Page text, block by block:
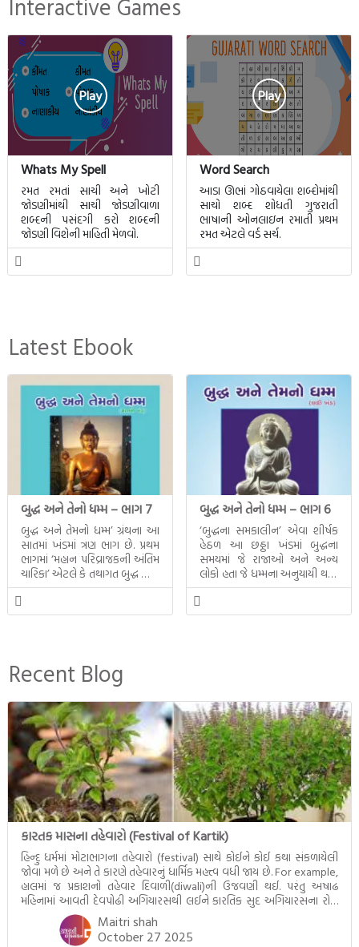
Play
Whats My Spell
રમત રમતાં સાચી અને ખોટી
જોડણીમાંથી સાચી જોડણીવાળા
શબ્દની પસંદગી કરો શબ્દની
જોડણી વિશેની માહિતી મેળવો.
Play
Word Search
આડા ઊભાં ગોઠવાયેલા શબ્દોમાંથી
સાચો શબ્દ શોધતી ગુજરાતી
ભાષાની ઓનલાઇન રમાતી પ્રથમ
રમત એટલે વર્ડ સર્ચ.
Latest Ebook
બુદ્ધ અને તેનો ધમ્મ – ભાગ 7
બુદ્ધ અને તેમનો ધમ્મ’ ગ્રંથના આ
સાતમાં ખંડમાં ત્રણ ભાગ છે. પ્રથમ
ભાગમાં ‘મહાન પરિવ્રાજકની અંતિમ
ચારિકા’ એટલે કે તથાગત બુદ્ધ સાથે
સતત પરિભ્રમણ કરતા સહચારીઓ
મુલાકાત, બીજા ભાગમાં તથાગતે
ઉત્તરાધિકારી તરીકે સ્થાપે છે તે
દૃશ્યો અંકિત થયાં છે. ટૂંકમાં બુદ્ધનાં
જીવનના અંતિમ દિવસોની યાત્રાનો
પરિપાક જોવા મળે […]
બુદ્ધ અને તેનો ધમ્મ – ભાગ 6
‘બુદ્ધના સમકાલીન’ એવા શીર્ષક
હેઠળ આ છઠ્ઠા ખંડમાં બુદ્ધના
સમયમાં જે રાજાઓ અને અન્ય
લોકો હતા જે ધમ્મના અનુયાયી થયા.
તેમનો અને બુદ્ધ વચ્ચે થયેલો
Recent Blog
કારતક માસના તહેવારો (Festival of Kartik)
હિન્દુ ધર્મમાં મોટાભાગના તહેવારો (festival) સાથે કોઈને કોઈ કથા સંકળાયેલી
જોવા મળે છે અને તે કારણે તહેવારનું ધાર્મિક મહત્ત્વ વધી જાય છે. For example,
હાલમાં જ પ્રકાશનો તહેવાર દિવાળી(diwali)ની ઉજવણી થઈ. પરંતુ અષાઢ
મહિનામાં આવતી દેવપોઢી અગિયારસથી લઈને કારતિક સુદ અગિયારસના રોજ
આવતી દેવ ઊઠી અગિયારસ વચ્ચે મોટેભાગે યજ્ઞોપવીત સંસ્કાર, લગ્ન,
દીક્ષાગ્રહણ, યજ્ઞ, ગૃહપ્રવેશ જેવા […]
Maitri shah
October 27 2025